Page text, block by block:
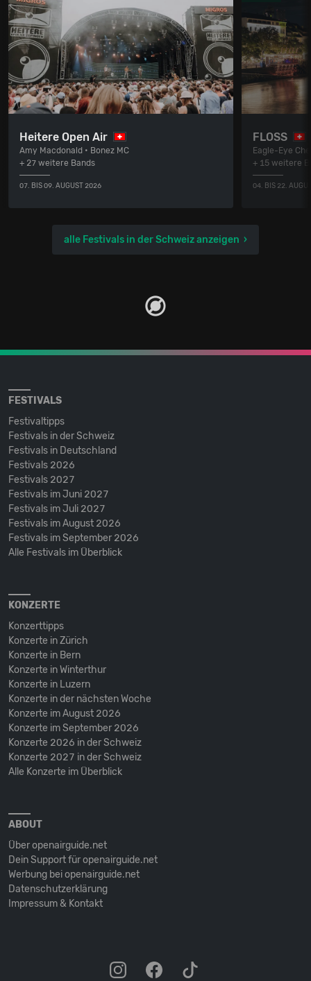
Heitere Open Air
Amy Macdonald • Bonez MC
+ 27 weitere Bands
07. BIS 09. AUGUST 2026
FLOSS
Eagle-Eye
+ 15 weitere
04. BIS 22.
alle Festivals in der Schweiz anzeigen
FESTIVALS
Festivaltipps
Festivals in der Schweiz
Festivals in Deutschland
Festivals 2026
Festivals 2027
Festivals im Juni 2027
Festivals im Juli 2027
Festivals im August 2026
Festivals im September 2026
Alle Festivals im Überblick
KONZERTE
Konzerttipps
Konzerte in Zürich
Konzerte in Bern
Konzerte in Winterthur
Konzerte in Luzern
Konzerte in der nächsten Woche
Konzerte im August 2026
Konzerte im September 2026
Konzerte 2026 in der Schweiz
Konzerte 2027 in der Schweiz
Alle Konzerte im Überblick
ABOUT
Über openairguide.net
Dein Support für openairguide.net
Werbung bei openairguide.net
Datenschutz­erklärung
Impressum & Kontakt